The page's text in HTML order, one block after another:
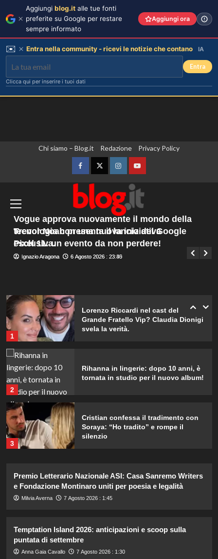
Chi siamo – Blog.it Redazione Privacy Policy
FacebookTwitterInstagramYouTube
Menu
principale
Il Senato Usa dichiara Anthony Fauci
colpevole di oltraggio al Congresso,
rischia un’indagine penale
Giuseppe Recca 7 Agosto 2026 : 2:00
Trevor Noah presenta il lancio del Google
Pixel 11: un evento da non perdere!
Ignazio Aragona 6 Agosto 2026 : 23:40
Vogue approva nuovamente il mondo della
tecnologia con una nuova iniziativa
esclusiva.
Ignazio Aragona 6 Agosto 2026 : 23:35
Cristian confessa il tradimento con
Soraya: “Ho tradito” e rompe il
silenzio
4
Emma ed Elisa: avventure
emozionanti in motoslitta sul
secondo ghiacciaio più grande
Riccardo Guarnieri chiude con
1
Lorenzo Riccardi nel cast del
Grande Fratello Vip? Claudia Dionigi
svela la verità.
2
Rihanna in lingerie: dopo 10 anni, è
tornata in studio per il nuovo album!
3
Cristian confessa il tradimento con
Soraya: “Ho tradito” e rompe il
silenzio
4
emozionanti in motoslitta sul
secondo ghiacciaio più grande
5
Sabrina dopo il falò con Giovanni:
verità inaspettate svelate.
Premio Letterario Nazionale ASI: Casa Sanremo Writers
e Fondazione Montinaro uniti per poesia e legalità
Milvia Averna 7 Agosto 2026 : 1:45
Temptation Island 2026: anticipazioni e scoop sulla
puntata di settembre
Anna Gaia Cavallo 7 Agosto 2026 : 1:30
Aggiungi blog.it alle tue fonti
preferite su Google per restare
sempre informato
Aggiungi ora
✉️ Entra nella community - ricevi le notizie che contano IA
Entra
Clicca qui per inserire i tuoi dati